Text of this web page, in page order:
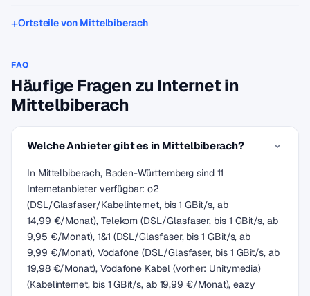
Ortsteile von Mittelbiberach
FAQ
Häufige Fragen zu Internet in
Mittelbiberach
Welche Anbieter gibt es in Mittelbiberach?
In Mittelbiberach, Baden-Württemberg sind 11
Internetanbieter verfügbar: o2
(DSL/Glasfaser/Kabelinternet, bis 1 GBit/s, ab
14,99 €/Monat), Telekom (DSL/Glasfaser, bis 1 GBit/s, ab
9,95 €/Monat), 1&1 (DSL/Glasfaser, bis 1 GBit/s, ab
9,99 €/Monat), Vodafone (DSL/Glasfaser, bis 1 GBit/s, ab
19,98 €/Monat), Vodafone Kabel (vorher: Unitymedia)
(Kabelinternet, bis 1 GBit/s, ab 19,99 €/Monat), eazy